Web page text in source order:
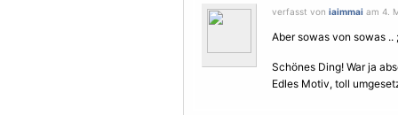
verfasst von iaimmai am 4.
Aber sowas von sowas ..
Schönes Ding! War ja
Edles Motiv, toll